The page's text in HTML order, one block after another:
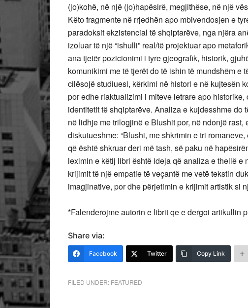
(jo)kohë, në një (jo)hapësirë, megjithëse, në një
Këto fragmente në rrjedhën apo mbivendosjen e
paradoksit ekzistencial të shqiptarëve, nga njëra
izoluar të një “ishulli” real/të projektuar apo
ana tjetër pozicionimi i tyre gjeografik, historik,
komunikimi me të tjerët do të ishin të mundshëm
cilësojë studiuesi, kërkimi në histori e në kujtesën
por edhe riaktualizimi i miteve letrare apo
identitetit të shqiptarëve. Analiza e kujdesshme
në lidhje me trilogjinë e Blushit por, në ndonjë
diskutueshme: “Blushi, me shkrimin e tri
që është shkruar deri më tash, së paku në
leximin e këtij libri është ideja që analiza e thellë
krijimit të një empatie të veçantë me vetë tekstin
imagjinative, por dhe përjetimin e krijimit artistik si
*Falenderojme autorin e librit qe e dergoi artikullin
Share via:
Facebook Twitter Copy Link
FILED UNDER: FEATURED